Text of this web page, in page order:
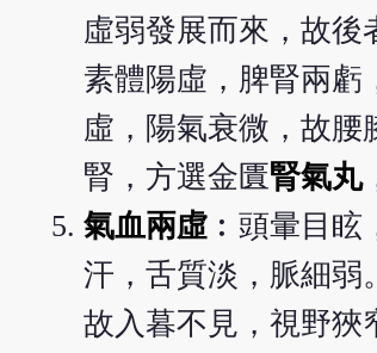
虛弱發展而來，故後
素體陽虛，脾腎兩虧
虛，陽氣衰微，故腰
腎，方選金匱腎氣丸
氣血兩虛︰頭暈目眩
汗，舌質淡，脈細弱
故入暮不見，視野狹